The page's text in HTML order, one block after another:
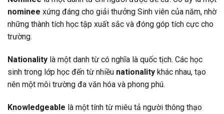
nominee xứng đáng cho giải thưởng Sinh viên của năm, nhờ
những thành tích học tập xuất sắc và đóng góp tích cực cho
trường.
Nationality là một danh từ có nghĩa là quốc tịch. Các học
sinh trong lớp học đến từ nhiều nationality khác nhau, tạo
nên một môi trường đa văn hóa và phong phú.
Knowledgeable là một tính từ miêu tả người thông thạo